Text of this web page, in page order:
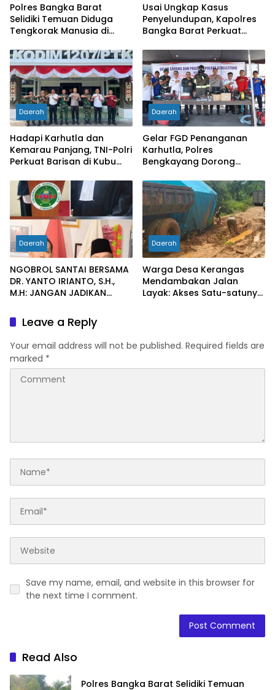
Polres Bangka Barat
Selidiki Temuan Diduga
Tengkorak Manusia di
Berspekulasi
Usai Ungkap Kasus
Penyelundupan, Kapolres
Bangka Barat Perkuat
Pelabuhan Tanjung Kalian
Daerah
Hadapi Karhutla dan
Kemarau Panjang, TNI-Polri
Perkuat Barisan di Kubu
Daerah
Gelar FGD Penanganan
Karhutla, Polres
Bengkayang Dorong
hingga Desa Tanggap
Bencana
Daerah
NGOBROL SANTAI BERSAMA
DR. YANTO IRIANTO, S.H.,
M.H: JANGAN JADIKAN
SEBAGAI KUNCI PINTU
KELUAR DARI JERATAN
HUKUM PIDANA KORUPSI
Daerah
Warga Desa Kerangas
Mendambakan Jalan
Layak: Akses Satu-satunya
Kesehatan
Leave a Reply
Your email address will not be published. Required fields are
marked *
Save my name, email, and website in this browser for
the next time I comment.
Read Also
Polres Bangka Barat Selidiki Temuan